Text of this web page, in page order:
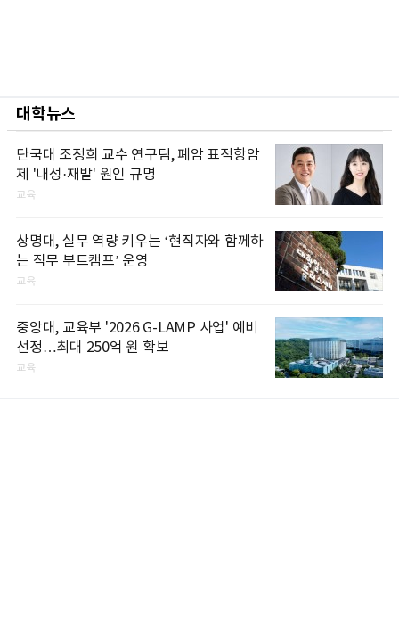
대학뉴스
단국대 조정희 교수 연구팀, 폐암 표적항암
제 '내성·재발' 원인 규명
교육
상명대, 실무 역량 키우는 ‘현직자와 함께하
는 직무 부트캠프’ 운영
교육
중앙대, 교육부 '2026 G-LAMP 사업' 예비
선정…최대 250억 원 확보
교육